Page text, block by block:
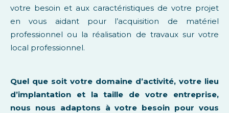
votre besoin et aux caractéristiques de votre projet
en vous aidant pour l’acquisition de matériel
professionnel ou la réalisation de travaux sur votre
local professionnel.
Quel que soit votre domaine d’activité, votre lieu
d’implantation et la taille de votre entreprise,
nous nous adaptons à votre besoin pour vous